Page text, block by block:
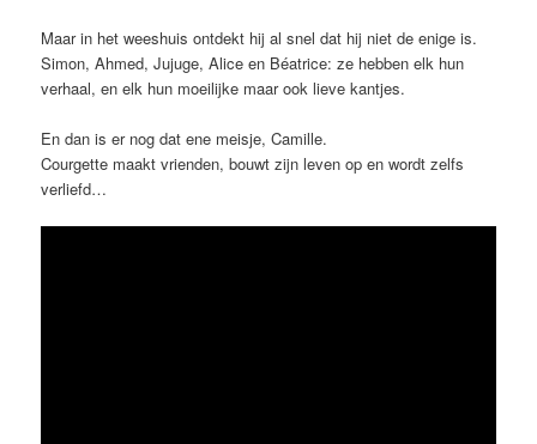
Maar in het weeshuis ontdekt hij al snel dat hij niet de enige is.
Simon, Ahmed, Jujuge, Alice en Béatrice: ze hebben elk hun
verhaal, en elk hun moeilijke maar ook lieve kantjes.
En dan is er nog dat ene meisje, Camille.
Courgette maakt vrienden, bouwt zijn leven op en wordt zelfs
verliefd…